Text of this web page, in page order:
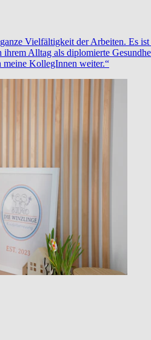
Vielfältigkeit der Arbeiten. Es
Alltag als diplomierte
meine KollegInnen weiter.“